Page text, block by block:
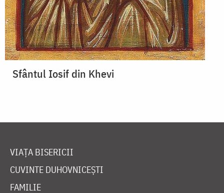
Sfântul Iosif din Khevi
VIAȚA BISERICII
CUVINTE DUHOVNICEȘTI
FAMILIE